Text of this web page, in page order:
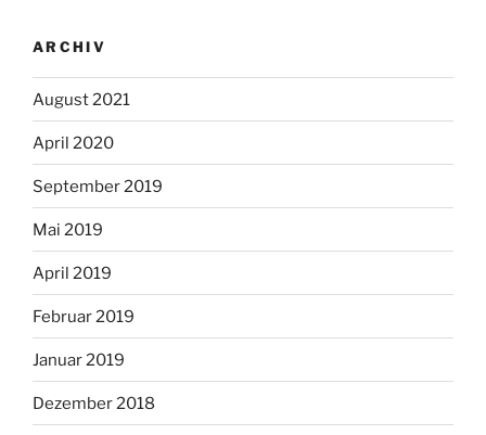
ARCHIV
August 2021
April 2020
September 2019
Mai 2019
April 2019
Februar 2019
Januar 2019
Dezember 2018